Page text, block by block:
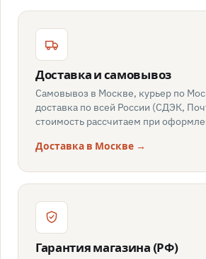
Доставка и самовывоз
Самовывоз в Москве, курьер по
доставка по всей России (СДЭК,
стоимость рассчитаем при
Доставка в Москве →
Гарантия магазина (РФ)